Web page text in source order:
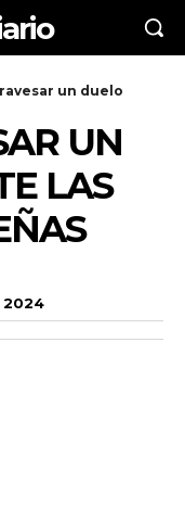
un duelo
UN
LAS
2024